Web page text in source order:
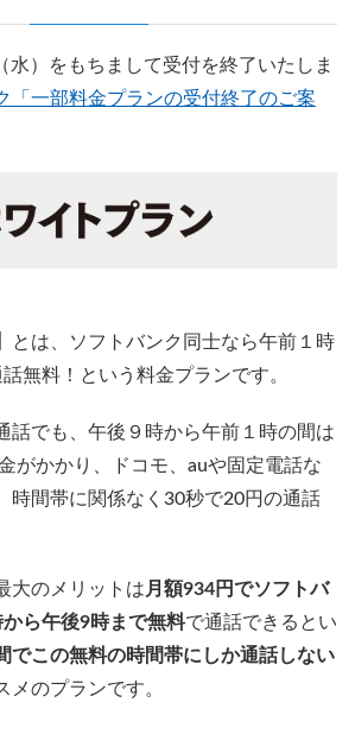
）をもちまして受付を終了いたしま
「一部料金プランの受付終了のご案
とは、ソフトバンク同士なら午前１時
無料！という料金プランです。
話でも、午後９時から午前１時の間は
がかかり、ドコモ、auや固定電話な
時間帯に関係なく30秒で20円の通話
大のメリットは 月額934円でソフトバ
ら午後9時まで無料で通話できるとい
でこの無料の時間帯にしか通話しない
メのプランです。